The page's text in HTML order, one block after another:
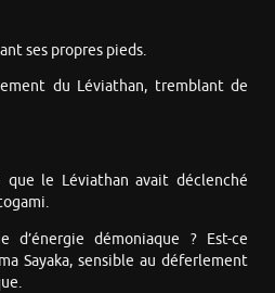
ses propres pieds.
du Léviathan, tremblant de
le Léviathan avait déclenché
d’énergie démoniaque ? Est-ce
Sayaka, sensible au déferlement